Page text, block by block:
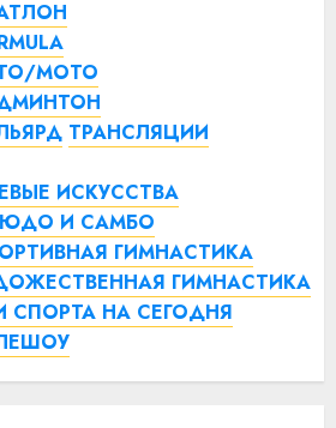
МОТО
ТРАНСЛЯЦИИ
ИСКУССТВА
И САМБО
ГИМНАСТИКА
ГИМНАСТИКА
СПОРТА НА СЕГОДНЯ